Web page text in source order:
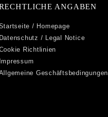
ANGABEN
/ Homepage
Datenschutz / Legal Notice
Richtlinien
Impressum
Geschäftsbedingungen